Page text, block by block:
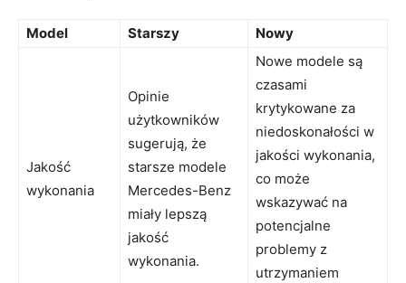
Model Starszy Nowy
Jakość
‍wykonania
Opinie
użytkowników
sugerują, że
starsze modele
⁣Mercedes-Benz⁤
miały lepszą
jakość
wykonania.
Nowe modele są
czasami
krytykowane za
⁢niedoskonałości w
jakości ⁤wykonania,
‍co⁣ może
wskazywać na
potencjalne
problemy z
utrzymaniem⁢